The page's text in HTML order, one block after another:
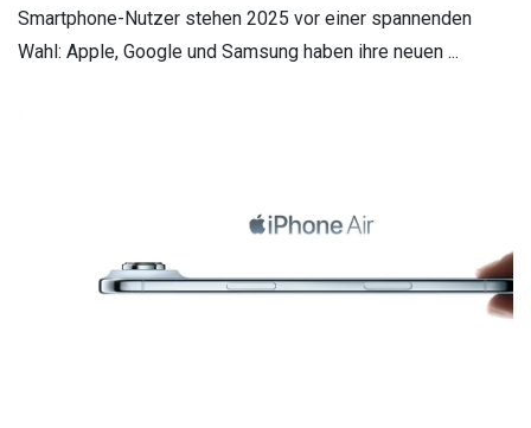
Smartphone-Nutzer stehen 2025 vor einer spannenden
Wahl: Apple, Google und Samsung haben ihre neuen ...